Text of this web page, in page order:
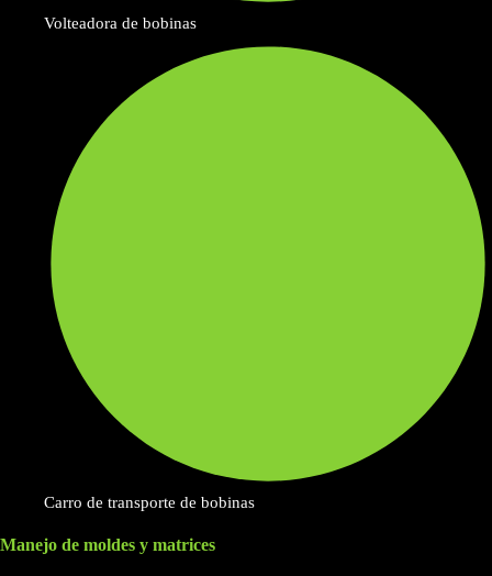
Volteadora de bobinas
Carro de transporte de bobinas
Manejo de moldes y matrices